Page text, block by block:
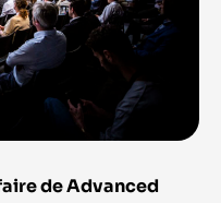
de Advanced